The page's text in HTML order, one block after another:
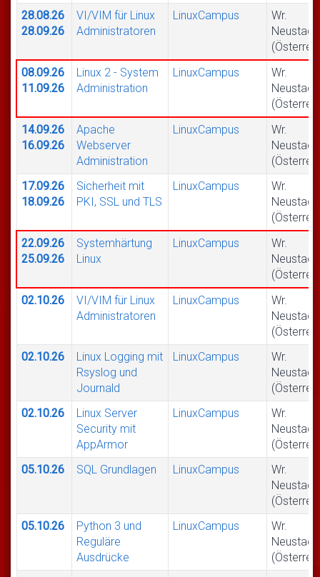
28.08.26
28.09.26
VI/VIM für Linux
Administratoren
LinuxCampus
Wr.
Neustadt
08.09.26
11.09.26
Linux 2 - System
Administration
LinuxCampus
Wr.
Neustadt
14.09.26
16.09.26
Apache
Webserver
Administration
LinuxCampus
Wr.
Neustadt
17.09.26
18.09.26
Sicherheit mit
PKI, SSL und TLS
LinuxCampus
Wr.
Neustadt
22.09.26
25.09.26
Systemhärtung
Linux
LinuxCampus
Wr.
Neustadt
02.10.26
VI/VIM für Linux
Administratoren
LinuxCampus
Wr.
Neustadt
02.10.26
Linux Logging mit
Rsyslog und
Journald
LinuxCampus
Wr.
Neustadt
02.10.26
Linux Server
Security mit
AppArmor
LinuxCampus
Wr.
Neustadt
05.10.26
SQL Grundlagen LinuxCampus
Wr.
Neustadt
05.10.26
Python 3 und
Reguläre
Ausdrücke
LinuxCampus
Wr.
Neustadt